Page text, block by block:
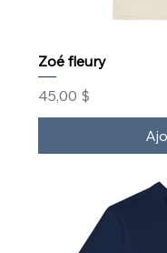
Zoé fleury
Prix
45,00 $